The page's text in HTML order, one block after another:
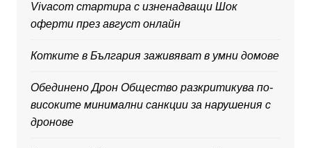
Vivacom стартира с изненадващи Шок
оферти през август онлайн
Котките в България заживяват в умни домове
Обединено Дрон Общество разкритикува по-
високите минимални санкции за нарушения с
дронове